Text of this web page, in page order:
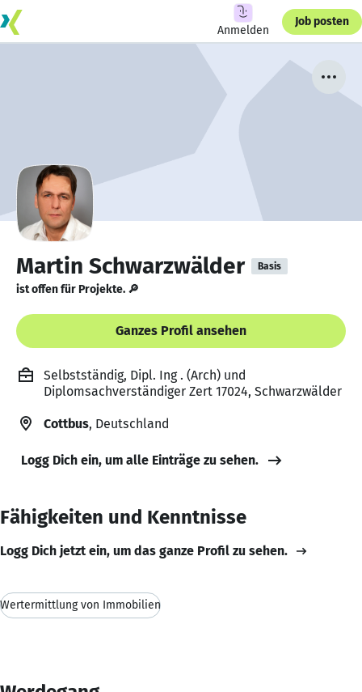
Anmelden
Job posten
Martin Schwarzwälder Basis
ist offen für Projekte. 🔎
Ganzes Profil ansehen
Selbstständig, Dipl. Ing . (Arch) und
Diplomsachverständiger Zert 17024, Schwarzwälder
Cottbus, Deutschland
Logg Dich ein, um alle Einträge zu sehen.
Fähigkeiten und Kenntnisse
Logg Dich jetzt ein, um das ganze Profil zu sehen.
Wertermittlung von Immobilien